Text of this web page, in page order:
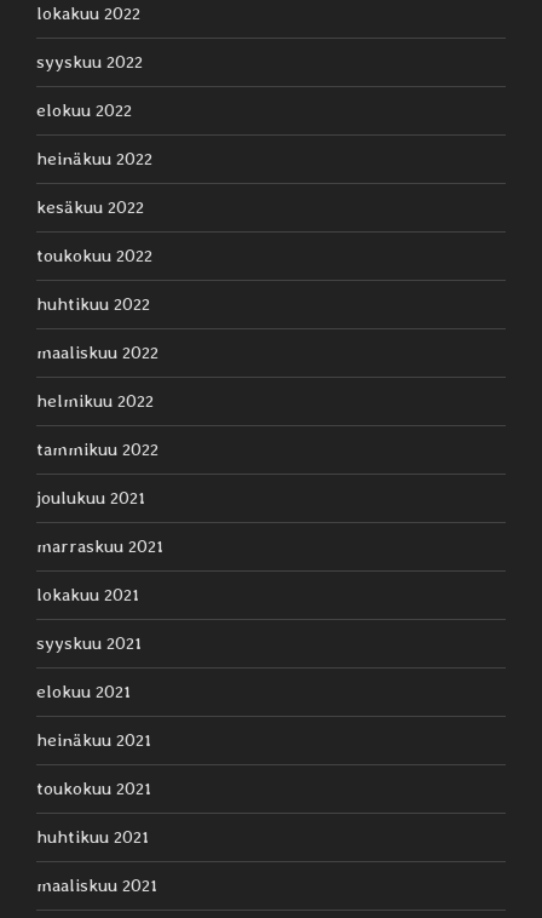
lokakuu 2022
syyskuu 2022
elokuu 2022
heinäkuu 2022
kesäkuu 2022
toukokuu 2022
huhtikuu 2022
maaliskuu 2022
helmikuu 2022
tammikuu 2022
joulukuu 2021
marraskuu 2021
lokakuu 2021
syyskuu 2021
elokuu 2021
heinäkuu 2021
toukokuu 2021
huhtikuu 2021
maaliskuu 2021